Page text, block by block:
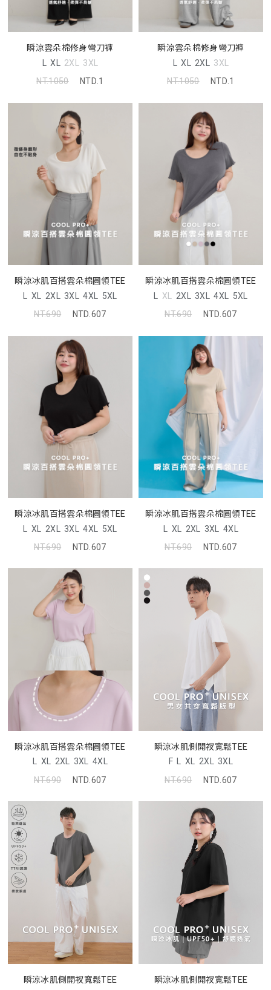
瞬涼雲朵棉修身彎刀褲
L XL 2XL 3XL
NT.1050
NTD.1
瞬涼雲朵棉修身彎刀褲
L XL 2XL 3XL
NT.1050
NTD.1
瞬涼冰肌百搭雲朵棉圓領TEE
L XL 2XL 3XL 4XL 5XL
NT.690
NTD.607
瞬涼冰肌百搭雲朵棉圓領TEE
L XL 2XL 3XL 4XL 5XL
NT.690
NTD.607
瞬涼冰肌百搭雲朵棉圓領TEE
L XL 2XL 3XL 4XL 5XL
NT.690
NTD.607
瞬涼冰肌百搭雲朵棉圓領TEE
L XL 2XL 3XL 4XL
NT.690
NTD.607
瞬涼冰肌百搭雲朵棉圓領TEE
L XL 2XL 3XL 4XL
NT.690
NTD.607
瞬涼冰肌側開衩寬鬆TEE
F L XL 2XL 3XL
NT.690
NTD.607
瞬涼冰肌側開衩寬鬆TEE
瞬涼冰肌側開衩寬鬆TEE